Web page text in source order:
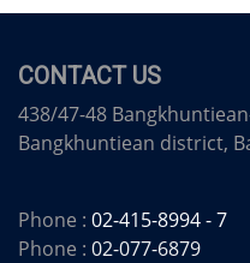
CONTACT US
438/47-48
Bangkhuntiean district,
Phone : 02-415-8994 - 7
Phone : 02-077-6879